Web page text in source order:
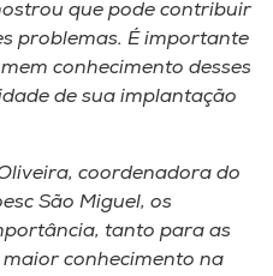
que pode contribuir
problemas. É importante
conhecimento desses
de sua implantação
coordenadora do
São Miguel, os
tanto para as
conhecimento na